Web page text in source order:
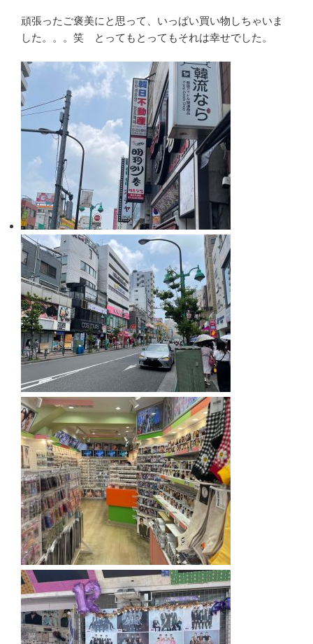
頑張ったご褒美にと思って、いっぱい買い物しちゃいま
した。。。笑 とってもとってもそれは幸せでした。